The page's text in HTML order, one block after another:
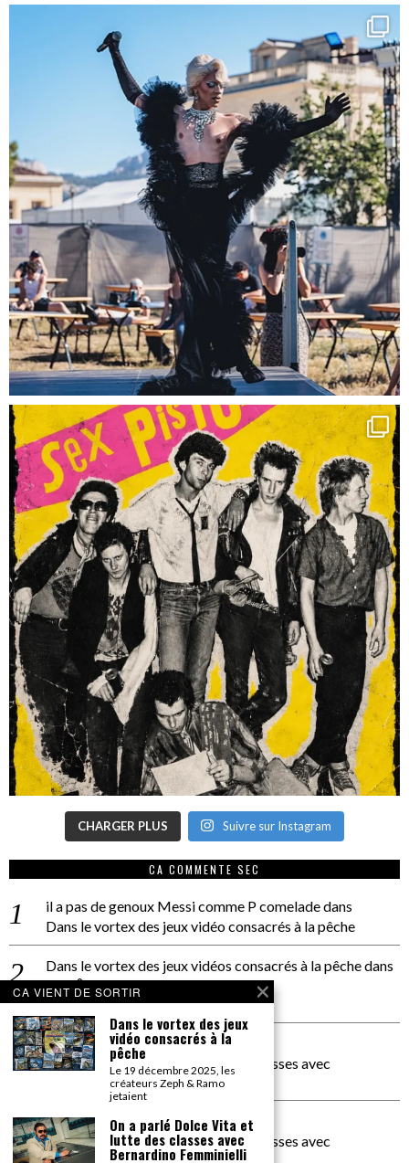
CHARGER PLUS Suivre sur Instagram
CA COMMENTE SEC
il a pas de genoux Messi comme P comeladedans
Dans le vortex des jeux vidéo consacrés à la pêche
Dans le vortex des jeux vidéos consacrés à la pêchedans
PACÔME THIELLEMENT
La séance d’Hip Gnose
La Patrie
dans
On a parlé Dolce Vita et lutte des classes avec
Bernardino Femminielli
carte noire negra à l'o tiededans
On a parlé Dolce Vita et lutte des classes avec
Bernardino Femminielli
CA VIENT DE SORTIR
Dans le vortex des jeux
vidéo consacrés à la
pêche
Le 19 décembre 2025, les
créateurs Zeph & Ramo
jetaient
On a parlé Dolce Vita et
lutte des classes avec
Bernardino Femminielli